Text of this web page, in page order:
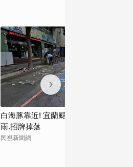
白海豚靠近! 宜蘭颳強風 郵局外牆下瓷磚
雨.招牌掉落
民視新聞網